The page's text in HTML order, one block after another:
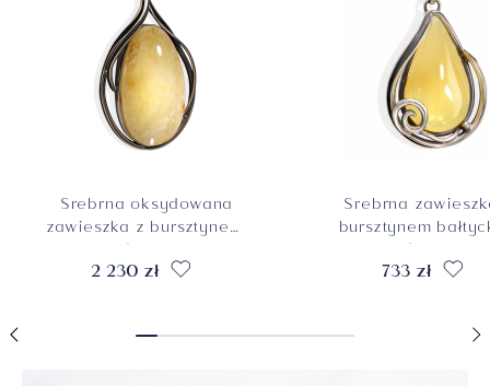
Srebrna oksydowana
zawieszka z bursztynem,
próba 925
2 230 zł
Srebrna
bursztynem
próba 925
733 zł